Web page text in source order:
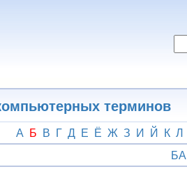
терминов
А Б В Г Д Е Ё Ж З И Й К Л
БА